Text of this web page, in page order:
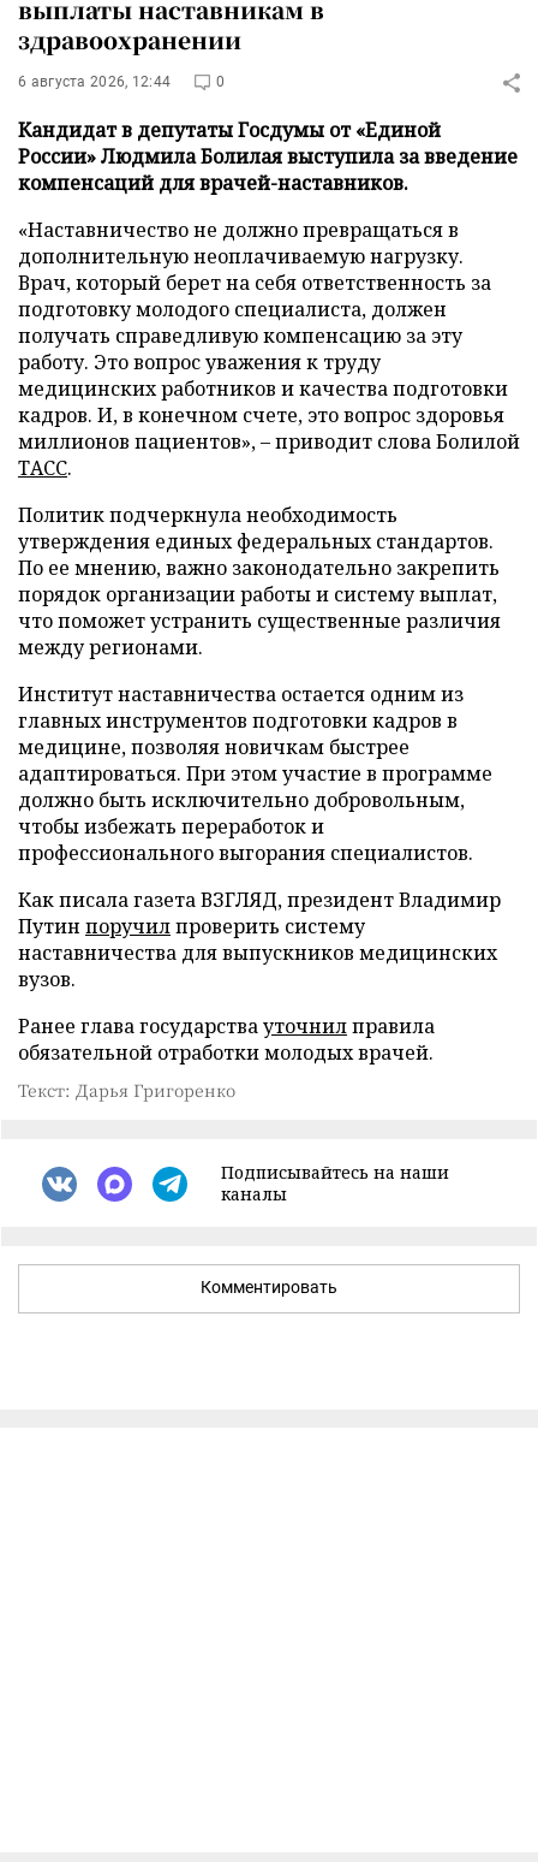
выплаты наставникам в
здравоохранении
6 августа 2026, 12:44 0
Кандидат в депутаты Госдумы от «Единой
России» Людмила Болилая выступила за введение
компенсаций для врачей-наставников.
«Наставничество не должно превращаться в
дополнительную неоплачиваемую нагрузку.
Врач, который берет на себя ответственность за
подготовку молодого специалиста, должен
получать справедливую компенсацию за эту
работу. Это вопрос уважения к труду
медицинских работников и качества подготовки
кадров. И, в конечном счете, это вопрос здоровья
миллионов пациентов», – приводит слова Болилой
ТАСС.
Политик подчеркнула необходимость
утверждения единых федеральных стандартов.
По ее мнению, важно законодательно закрепить
порядок организации работы и систему выплат,
что поможет устранить существенные различия
между регионами.
Институт наставничества остается одним из
главных инструментов подготовки кадров в
медицине, позволяя новичкам быстрее
адаптироваться. При этом участие в программе
должно быть исключительно добровольным,
чтобы избежать переработок и
профессионального выгорания специалистов.
Как писала газета ВЗГЛЯД, президент Владимир
Путин поручилпроверить систему
наставничества для выпускников медицинских
вузов.
Ранее глава государствауточнилправила
обязательной отработки молодых врачей.
Текст: Дарья Григоренко
Подписывайтесь на наши
каналы
Комментировать